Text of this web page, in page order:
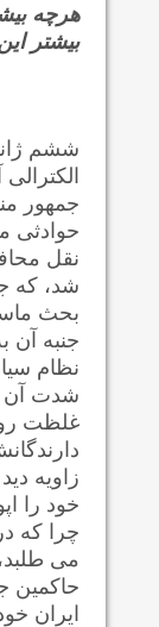
هرچه
بیشتر
جمهور
حوادثی
نقل
شد، که
بحث
جنبه
نظام
شدت آن
غلظت
زاویه
خود را
چرا که
می
حاکمین
ایران